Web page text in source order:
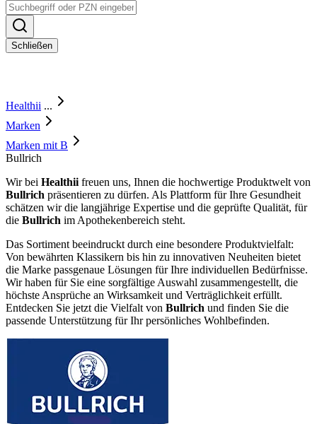
Schließen
Healthii ...
Marken
Marken mit B
Bullrich
Wir bei Healthii freuen uns, Ihnen die hochwertige Produktwelt von
Bullrich präsentieren zu dürfen. Als Plattform für Ihre Gesundheit
schätzen wir die langjährige Expertise und die geprüfte Qualität, für
die Bullrich im Apothekenbereich steht.
Das Sortiment beeindruckt durch eine besondere Produktvielfalt:
Von bewährten Klassikern bis hin zu innovativen Neuheiten bietet
die Marke passgenaue Lösungen für Ihre individuellen Bedürfnisse.
Wir haben für Sie eine sorgfältige Auswahl zusammengestellt, die
höchste Ansprüche an Wirksamkeit und Verträglichkeit erfüllt.
Entdecken Sie jetzt die Vielfalt von Bullrich und finden Sie die
passende Unterstützung für Ihr persönliches Wohlbefinden.